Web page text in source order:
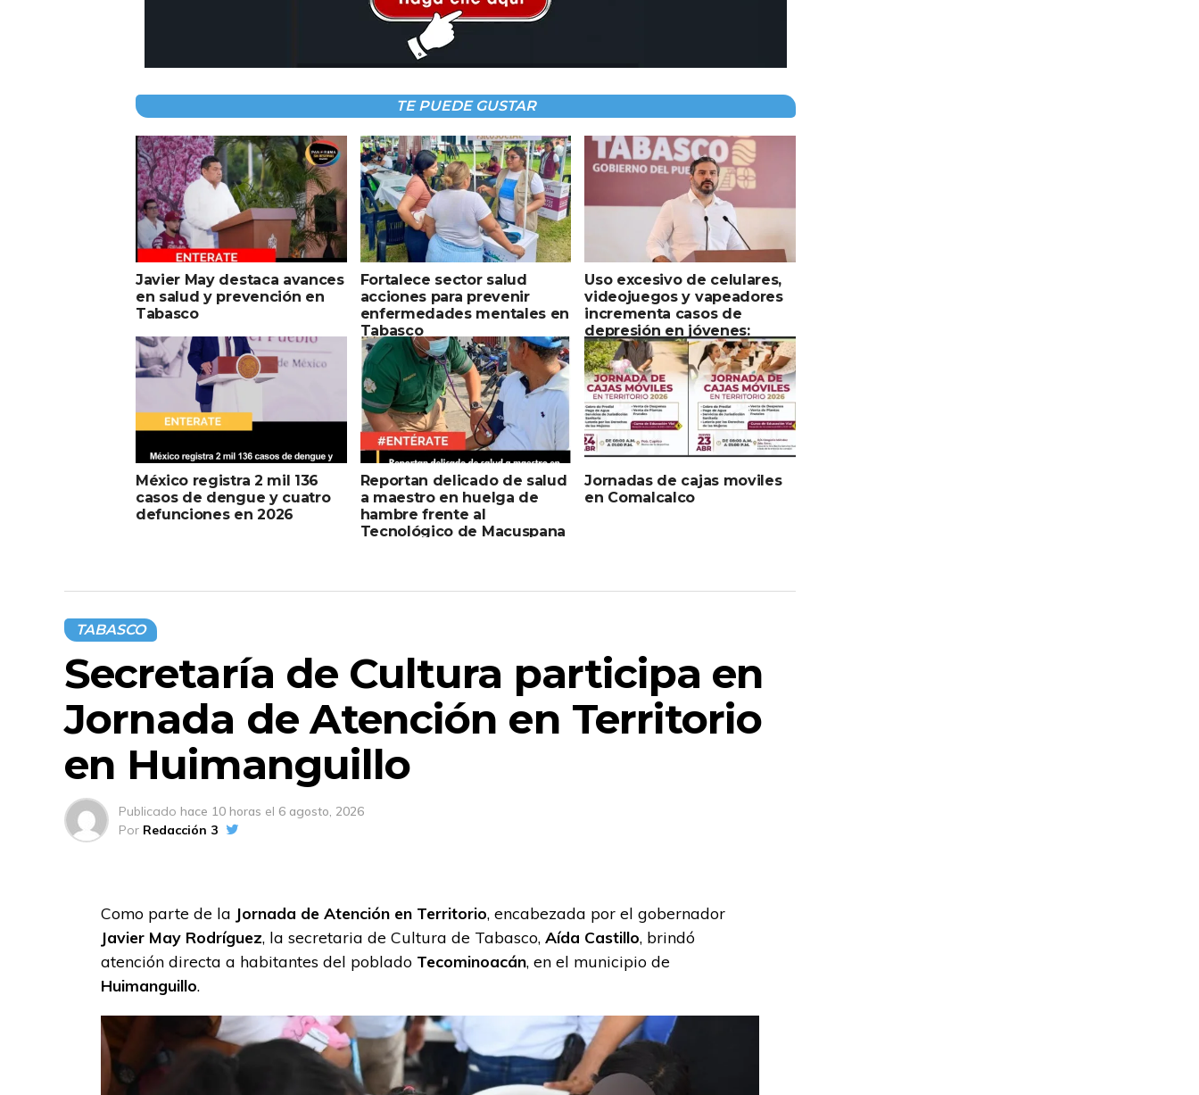
TE PUEDE GUSTAR
Javier May destaca avances
en salud y prevención en
Tabasco
Fortalece sector salud
acciones para prevenir
enfermedades mentales en
Tabasco
Uso excesivo de celulares,
videojuegos y vapeadores
incrementa casos de
depresión en jóvenes:
Salud Tabasco
México registra 2 mil 136
casos de dengue y cuatro
defunciones en 2026
Reportan delicado de salud
a maestro en huelga de
hambre frente al
Tecnológico de Macuspana
Jornadas de cajas moviles
en Comalcalco
TABASCO
Secretaría de Cultura participa en
Jornada de Atención en Territorio
en Huimanguillo
Publicado hace 10 horas el 6 agosto, 2026
Por Redacción 3
Como parte de la Jornada de Atención en Territorio, encabezada por el gobernador
Javier May Rodríguez, la secretaria de Cultura de Tabasco, Aída Castillo, brindó
atención directa a habitantes del poblado Tecominoacán, en el municipio de
Huimanguillo.